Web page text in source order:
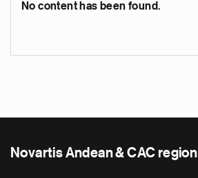
No content has been found.
Novartis Andean & CAC region